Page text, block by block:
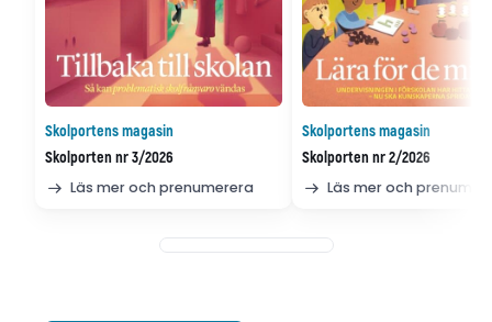
Skolportens magasin
Skolporten nr 3/2026
Läs mer och prenumerera
Skolportens magasin
Skolporten nr 2/2026
Läs mer och